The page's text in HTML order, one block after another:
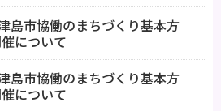
島市協働のまちづくり基本方
について
島市協働のまちづくり基本方
について